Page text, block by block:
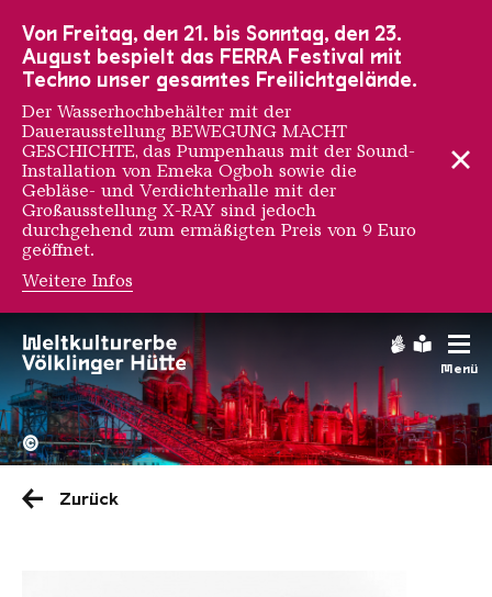
Menü
Ilan Godfrey
Hochofengruppe in Rot
Copyright:
©
Zurück
Von Freitag, den 21. bis Sonntag, den 23.
August bespielt das FERRA Festival mit
Techno unser gesamtes Freilichtgelände.
Der Wasserhochbehälter mit der
Dauerausstellung BEWEGUNG MACHT
GESCHICHTE, das Pumpenhaus mit der Sound-
Installation von Emeka Ogboh sowie die
Gebläse- und Verdichterhalle mit der
Großausstellung X-RAY sind jedoch
durchgehend zum ermäßigten Preis von 9 Euro
geöffnet.
Weitere Infos